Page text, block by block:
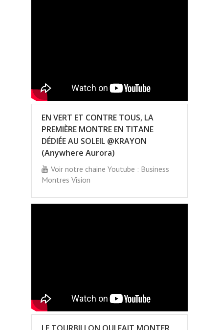
EN VERT ET CONTRE TOUS, LA
PREMIÈRE MONTRE EN TITANE
DÉDIÉE AU SOLEIL @KRAYON
(Anywhere Aurora)
Voir notre chaine Youtube : Business
Montres Vision
LE TOURBILLON QUI FAIT MONTER